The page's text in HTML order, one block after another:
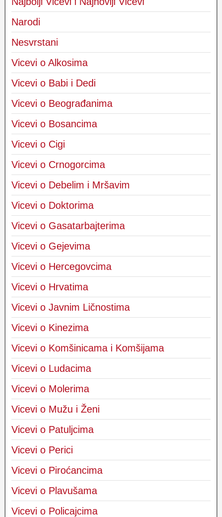
Narodi
Nesvrstani
Vicevi o Alkosima
Vicevi o Babi i Dedi
Vicevi o Beograđanima
Vicevi o Bosancima
Vicevi o Cigi
Vicevi o Crnogorcima
Vicevi o Debelim i Mršavim
Vicevi o Doktorima
Vicevi o Gasatarbajterima
Vicevi o Gejevima
Vicevi o Hercegovcima
Vicevi o Hrvatima
Vicevi o Javnim Ličnostima
Vicevi o Kinezima
Vicevi o Komšinicama i Komšijama
Vicevi o Ludacima
Vicevi o Molerima
Vicevi o Mužu i Ženi
Vicevi o Patuljcima
Vicevi o Perici
Vicevi o Piroćancima
Vicevi o Plavušama
Vicevi o Policajcima